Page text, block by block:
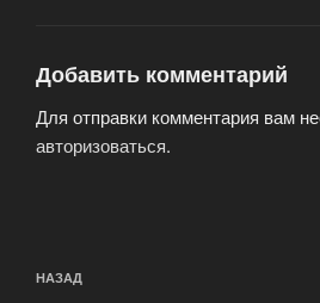
Добавить комментарий
Для отправки комментария вам
авторизоваться.
по
Предыдущая
НАЗАД